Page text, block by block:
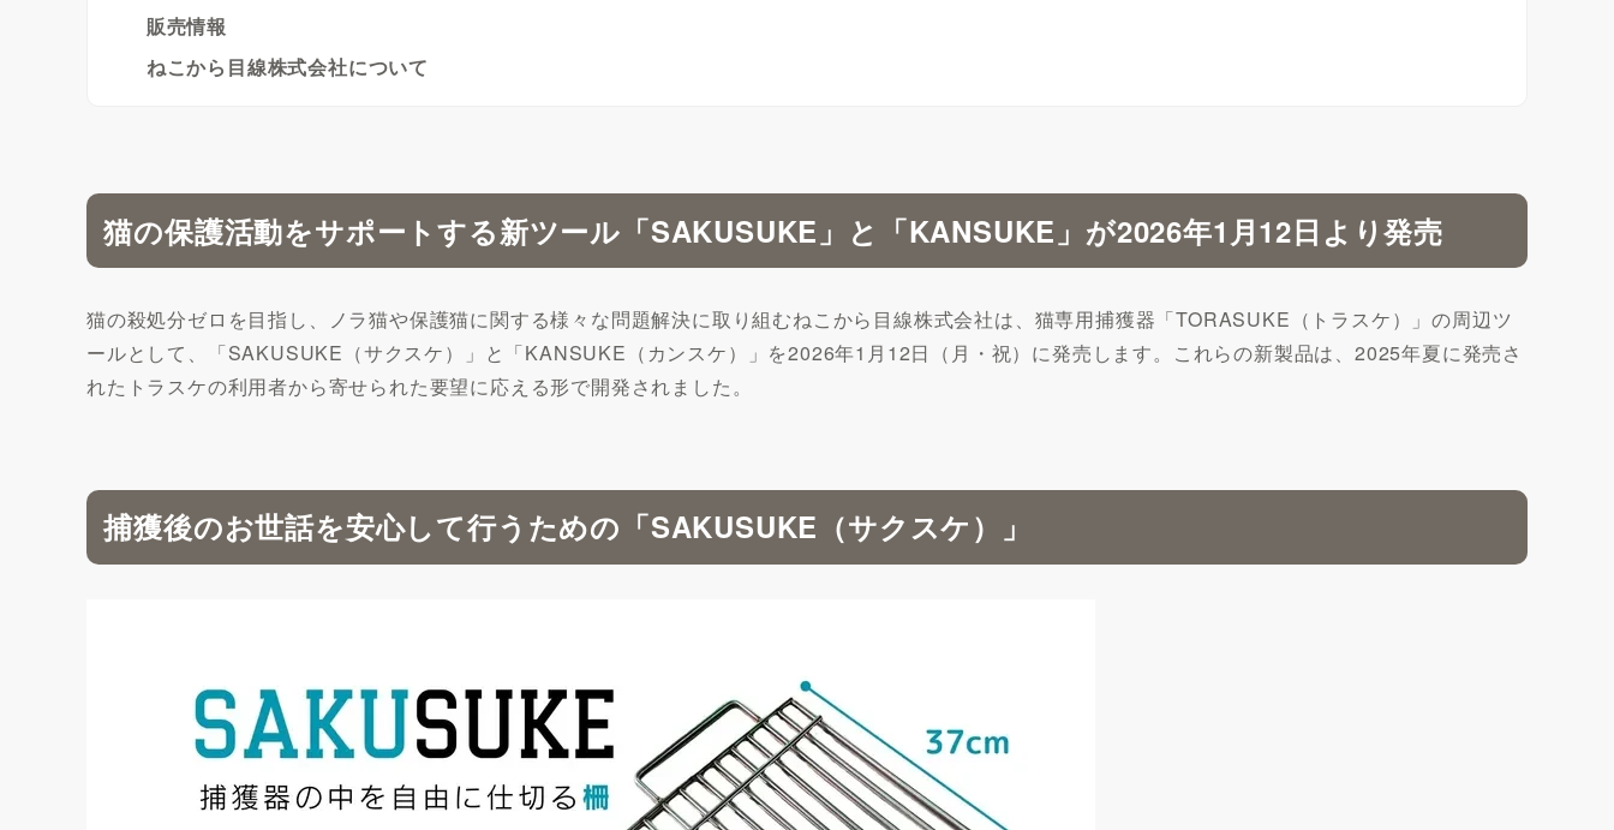
販売情報
ねこから目線株式会社について
猫の保護活動をサポートする新ツール「SAKUSUKE」と「KANSUKE」が2026年1月12日より発売
猫の殺処分ゼロを目指し、ノラ猫や保護猫に関する様々な問題解決に取り組むねこから目線株式会社は、猫専用捕獲器「TORASUKE（トラスケ）」の周辺ツ
ールとして、「SAKUSUKE（サクスケ）」と「KANSUKE（カンスケ）」を2026年1月12日（月・祝）に発売します。これらの新製品は、2025年夏に発売さ
れたトラスケの利用者から寄せられた要望に応える形で開発されました。
捕獲後のお世話を安心して行うための「SAKUSUKE（サクスケ）」